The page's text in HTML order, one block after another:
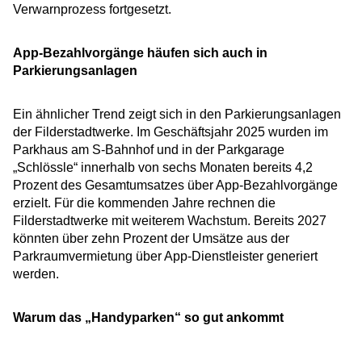
Verwarnprozess fortgesetzt.
App-Bezahlvorgänge häufen sich auch in
Parkierungsanlagen
Ein ähnlicher Trend zeigt sich in den Parkierungsanlagen
der Filderstadtwerke. Im Geschäftsjahr 2025 wurden im
Parkhaus am S-Bahnhof und in der Parkgarage
„Schlössle“ innerhalb von sechs Monaten bereits 4,2
Prozent des Gesamtumsatzes über App-Bezahlvorgänge
erzielt. Für die kommenden Jahre rechnen die
Filderstadtwerke mit weiterem Wachstum. Bereits 2027
könnten über zehn Prozent der Umsätze aus der
Parkraumvermietung über App-Dienstleister generiert
werden.
Warum das „Handyparken“ so gut ankommt